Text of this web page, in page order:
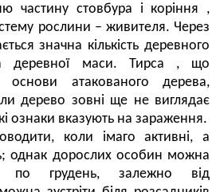
частину стовбура і коріння ,
рослини – живителя. Через
значна кількість деревного
деревної маси. Тирса , що
основи атакованого дерева,
дерево зовні ще не виглядає
ознаки вказують на зараження.
коли імаго активні, а
однак дорослих особин можна
по грудень, залежно від